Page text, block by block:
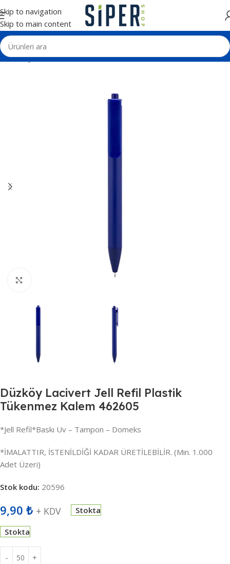
Skip to navigation
Skip to main content
Ana Sayfa Kalemler Plastik Tükenmez Kalemler
Düzköy Lacivert Jell Refil Plastik
Tükenmez Kalem 462605
*Jell Refil*Baskı Uv – Tampon – Domeks
*İMALATTIR, İSTENİLDİĞİ KADAR ÜRETİLEBİLİR. (Min. 1.000
Adet Üzeri)
Stok kodu: 20596
9,90 ₺ + KDV Stokta
Stokta